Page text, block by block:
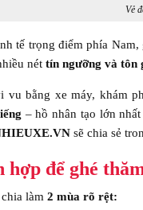
Vẻ
tế trọng điểm phía
nét tín ngưỡng và tôn
vu bằng xe máy, khám
– hồ nhân tạo lớn
sẽ chia sẻ
hợp để ghé
làm 2 mùa rõ rệt: